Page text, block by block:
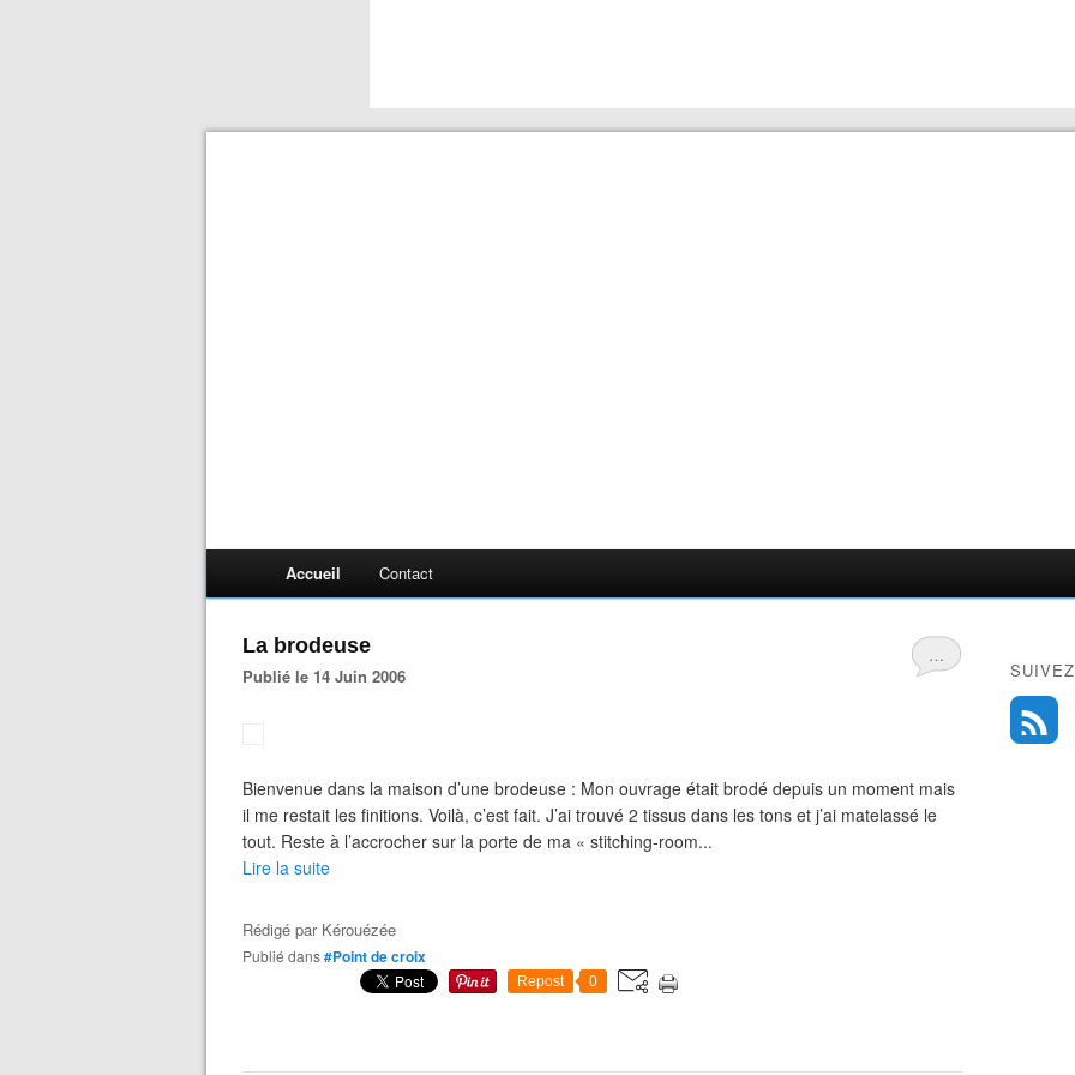
Accueil Contact
…
La brodeuse
Publié le 14 Juin 2006
Bienvenue dans la maison d’une brodeuse : Mon ouvrage était brodé depuis un moment mais
il me restait les finitions. Voilà, c’est fait. J’ai trouvé 2 tissus dans les tons et j’ai matelassé le
tout. Reste à l’accrocher sur la porte de ma « stitching-room...
Lire la suite
Rédigé par Kérouézée
Publié dans#Point de croix
Repost 0